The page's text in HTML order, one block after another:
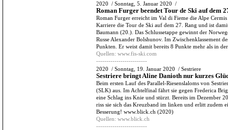
2020 / Sonntag, 5. Januar 2020 /
Roman Furger beendet Tour de Ski auf dem
Roman Furger erreicht im Val di Fieme die Alpe
Karriere die Tour de Ski auf dem 27. Rang und ist
Baumann (20.). Das Schlussetappe gewinnt der
Russe Alexander Bolshunov. Im Zwischenklassement
Punkten. Er weist damit bereits 8 Punkte mehr als in
Quellen: www.fis-ski.com
-------------------------
2020 / Sonntag, 19. Januar 2020 / Sestriere
Sestriere bringt Aline Danioth nur kurzes
Beim ersten Lauf des Parallel-Riesenslaloms von
(SLK) aus. Im Achtelfinal fährt sie gegen Frederica
eine Schlag ins Knie und stürzt. Bereits im Dezember
riss sie sich das Kreuzband im linken und erlitt zudem
Besserung! www.blick.ch (2020)
Quellen: www.blick.ch
-------------------------